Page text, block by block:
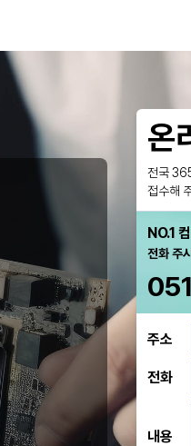
온
전국
접수해
NO.1
전화 주
주소
전화
내용